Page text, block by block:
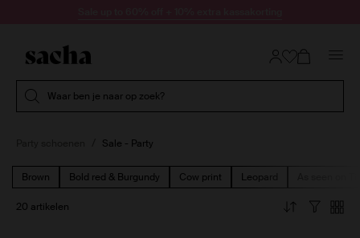
Waar ben je naar op zoek?
Sale - Party
Brown Bold red & Burgundy Cow print Leopard
20 artikelen